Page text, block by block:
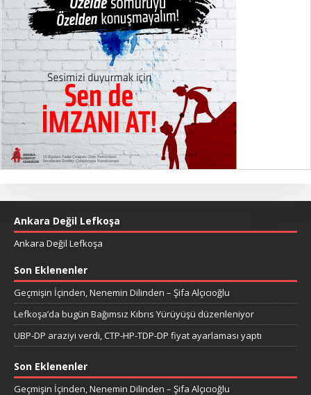
Ankara Değil Lefkoşa
Ankara Değil Lefkoşa
Son Eklenenler
Geçmişin İçinden, Nenemin Dilinden – Şifa Alçıcıoğlu
Lefkoşa’da bugün Bağımsız Kıbrıs Yürüyüşü düzenleniyor
UBP-DP araziyi verdi, CTP-HP-TDP-DP fiyat ayarlaması yaptı
Son Eklenenler
Geçmişin İçinden, Nenemin Dilinden – Şifa Alçıcıoğlu